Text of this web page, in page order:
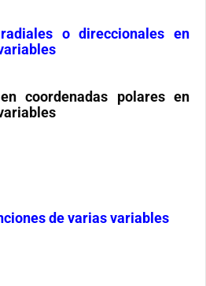
o direccionales en
coordenadas polares en
de varias variables